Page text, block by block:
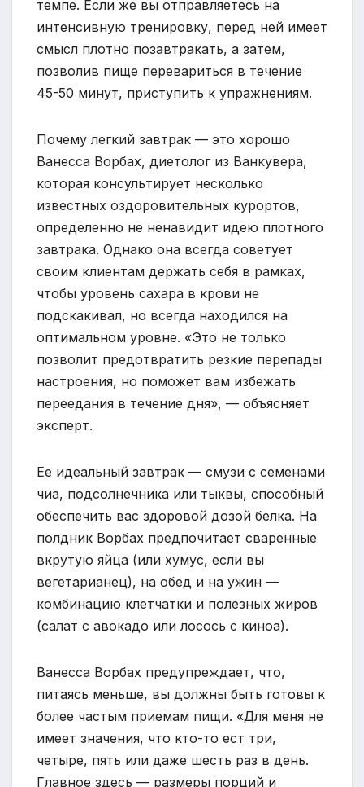
темпе. Если же вы отправляетесь на
интенсивную тренировку, перед ней имеет
смысл плотно позавтракать, а затем,
позволив пище перевариться в течение
45-50 минут, приступить к упражнениям.
Почему легкий завтрак — это хорошо
Ванесса Ворбах, диетолог из Ванкувера,
которая консультирует несколько
известных оздоровительных курортов,
определенно не ненавидит идею плотного
завтрака. Однако она всегда советует
своим клиентам держать себя в рамках,
чтобы уровень сахара в крови не
подскакивал, но всегда находился на
оптимальном уровне. «Это не только
позволит предотвратить резкие перепады
настроения, но поможет вам избежать
переедания в течение дня», — объясняет
эксперт.
Ее идеальный завтрак — смузи с семенами
чиа, подсолнечника или тыквы, способный
обеспечить вас здоровой дозой белка. На
полдник Ворбах предпочитает сваренные
вкрутую яйца (или хумус, если вы
вегетарианец), на обед и на ужин —
комбинацию клетчатки и полезных жиров
(салат с авокадо или лосось с киноа).
Ванесса Ворбах предупреждает, что,
питаясь меньше, вы должны быть готовы к
более частым приемам пищи. «Для меня не
имеет значения, что кто-то ест три,
четыре, пять или даже шесть раз в день.
Главное здесь — размеры порций и